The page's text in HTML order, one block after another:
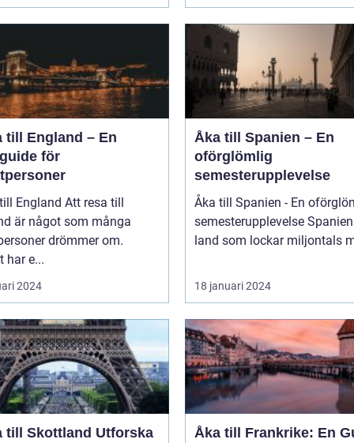
till England – En
för
Att resa till
är något som många
drömmer om.
har e...
2024
Åka till Spanien – En
oförglömlig
semesterupplevelse
Åka till Spanien - En
semesterupplevelse Spanien är ett
land som lockar miljontals
18 januari 2024
Skottland Utforska
Åka till Frankrike: En